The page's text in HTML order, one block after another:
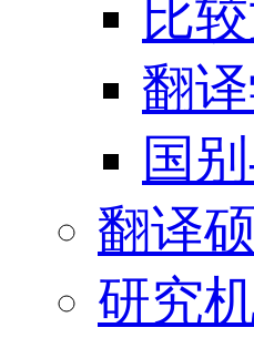
比
翻
国
翻译
研究